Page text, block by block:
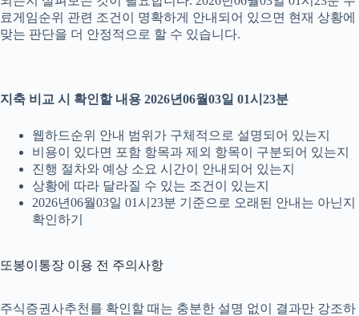
료게임순위 관련 조건이 명확하게 안내되어 있으면 현재 상황에
맞는 판단을 더 안정적으로 할 수 있습니다.
지축 비교 시 확인할 내용 2026년06월03일 01시23분
웹하드순위 안내 범위가 구체적으로 설명되어 있는지
비용이 있다면 포함 항목과 제외 항목이 구분되어 있는지
진행 절차와 예상 소요 시간이 안내되어 있는지
상황에 따라 달라질 수 있는 조건이 있는지
2026년06월03일 01시23분 기준으로 오래된 안내는 아닌지
확인하기
또봉이통장 이용 전 주의사항
주식증권사추천를 확인할 때는 충분한 설명 없이 결과만 강조하